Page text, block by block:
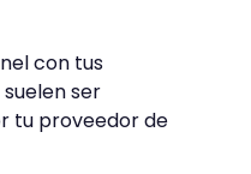
con tus
ser
tu proveedor de